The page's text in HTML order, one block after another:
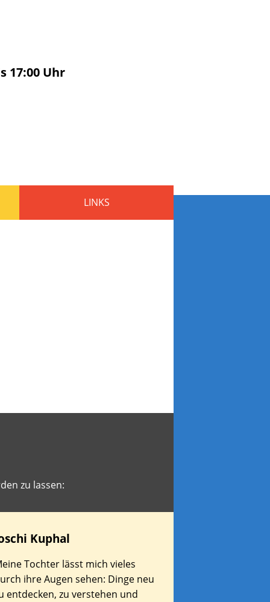
17:00 Uhr
LINKS
zu lassen:
Kuphal
Tochter lässt mich vieles
ihre Augen sehen: Dinge neu
entdecken, zu verstehen und